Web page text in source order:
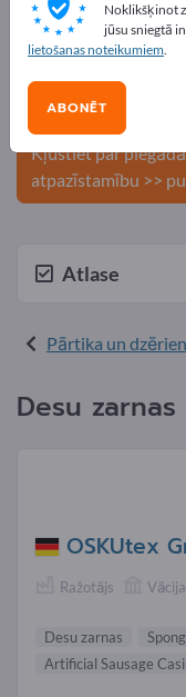
Pieprasījumi –
kontakti >> sāciet
Publicējiet
produktus
Kļūstiet par
atpazīstamību >>
Atlase
Pārtika un
Desu
OSKUtex
Ražotājs Vācija
Desu zarnas
Artificial Sausage
Noklikšķinot
jūsu sniegtā
lietošanas noteikumiem.
ABONĒT